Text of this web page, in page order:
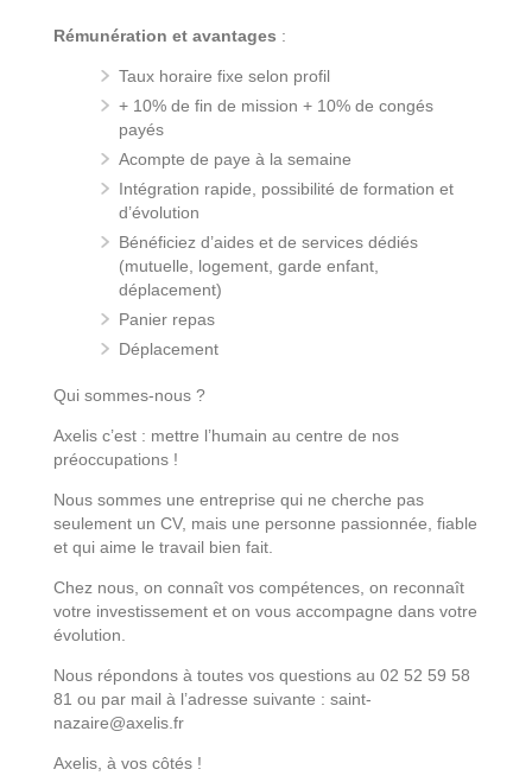
Rémunération et avantages :
Taux horaire fixe selon profil
+ 10% de fin de mission + 10% de congés
payés
Acompte de paye à la semaine
Intégration rapide, possibilité de formation et
d’évolution
Bénéficiez d’aides et de services dédiés
(mutuelle, logement, garde enfant,
déplacement)
Panier repas
Déplacement
Qui sommes-nous ?
Axelis c’est : mettre l’humain au centre de nos
préoccupations !
Nous sommes une entreprise qui ne cherche pas
seulement un CV, mais une personne passionnée, fiable
et qui aime le travail bien fait.
Chez nous, on connaît vos compétences, on reconnaît
votre investissement et on vous accompagne dans votre
évolution.
Nous répondons à toutes vos questions au 02 52 59 58
81 ou par mail à l’adresse suivante : saint-
nazaire@axelis.fr
Axelis, à vos côtés !